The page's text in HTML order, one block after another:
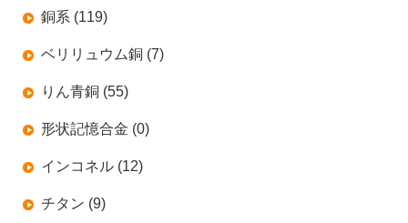
銅系 (119)
ベリリュウム銅 (7)
りん青銅 (55)
形状記憶合金 (0)
インコネル (12)
チタン (9)